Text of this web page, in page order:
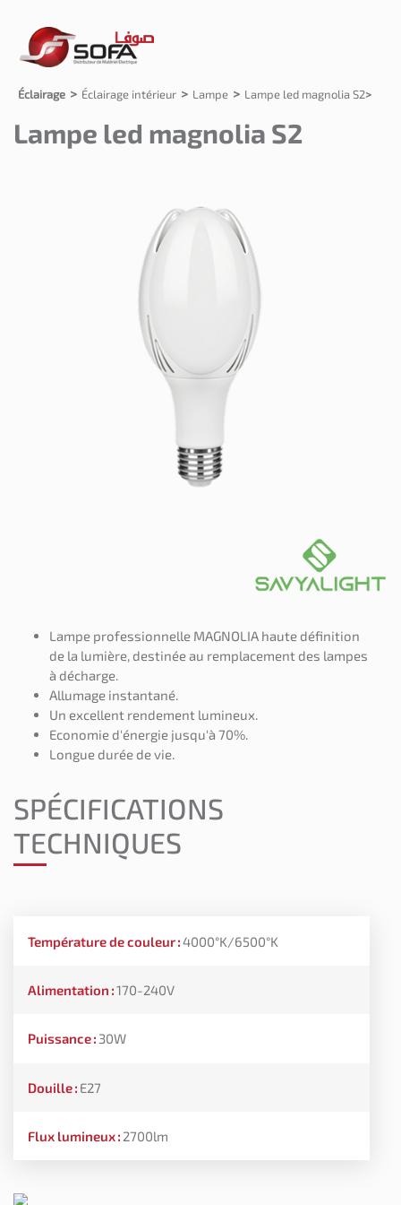
Éclairage Éclairage intérieur Lampe Lampe led magnolia S2
Lampe led magnolia S2
Lampe professionnelle MAGNOLIA haute définition
de la lumière, destinée au remplacement des lampes
à décharge.
Allumage instantané.
Un excellent rendement lumineux.
Economie d'énergie jusqu'à 70%.
Longue durée de vie.
SPÉCIFICATIONS
TECHNIQUES
Température de couleur:4000°K/6500°K
Alimentation :170-240V
Puissance: 30W
Douille: E27
Flux lumineux: 2700lm